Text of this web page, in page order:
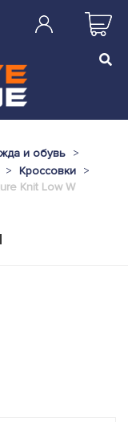
и обувь
Кроссовки
Knit Low W